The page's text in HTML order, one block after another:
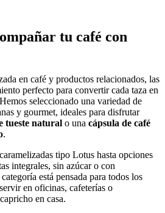
tu café con
en café y productos relacionados, las
perfecto para convertir cada taza en
seleccionado una variedad de
y gourmet, ideales para disfrutar
tueste natural o una cápsula de café
.
tipo Lotus hasta opciones
integrales, sin azúcar o con
está pensada para todos los
en oficinas, cafeterías o
en casa.